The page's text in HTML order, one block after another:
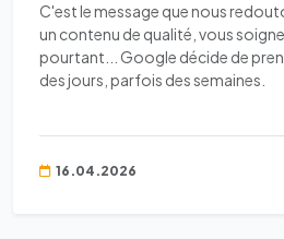
C'est le message que nous
un contenu de qualité, vous
pourtant... Google décide de
des jours, parfois des semaines.
16.04.2026